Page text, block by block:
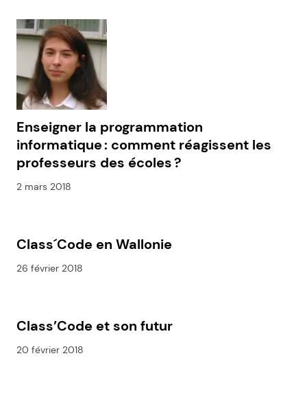
Enseigner la programmation
informatique : comment réagissent les
professeurs des écoles ?
2 mars 2018
Class´Code en Wallonie
26 février 2018
Class’Code et son futur
20 février 2018